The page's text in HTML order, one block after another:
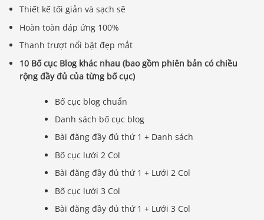
Thiết kế tối giản và sạch sẽ
Hoàn toàn đáp ứng 100%
Thanh trượt nổi bật đẹp mắt
10 Bố cục Blog khác nhau (bao gồm phiên bản có chiều
rộng đầy đủ của từng bố cục)
Bố cục blog chuẩn
Danh sách bố cục blog
Bài đăng đầy đủ thứ 1 + Danh sách
Bố cục lưới 2 Col
Bài đăng đầy đủ thứ 1 + Lưới 2 Col
Bố cục lưới 3 Col
Bài đăng đầy đủ thứ 1 + Lưới 3 Col